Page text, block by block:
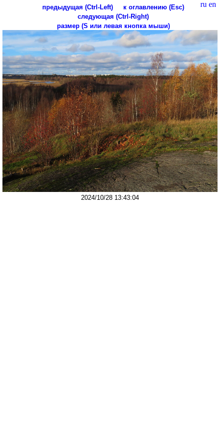
ru en
предыдущая (Ctrl-Left)
к оглавлению (Esc)
следующая (Ctrl-Right)
размер (S или левая кнопка мыши)
2024/10/28 13:43:04